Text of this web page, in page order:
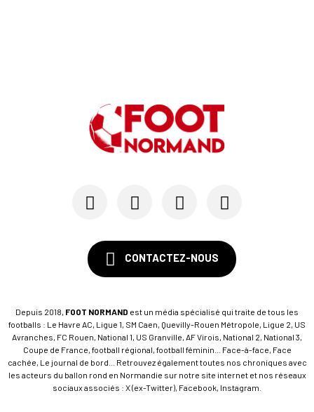
CONTACTEZ-NOUS
Depuis 2018, FOOT NORMAND est un média spécialisé qui traite de tous les
footballs : Le Havre AC, Ligue 1, SM Caen, Quevilly-Rouen Métropole, Ligue 2, US
Avranches, FC Rouen, National 1, US Granville, AF Virois, National 2, National 3,
Coupe de France, football régional, football féminin... Face-à-face, Face
cachée, Le journal de bord... Retrouvez également toutes nos chroniques avec
les acteurs du ballon rond en Normandie sur notre site internet et nos réseaux
sociaux associés : X (ex-Twitter), Facebook, Instagram.